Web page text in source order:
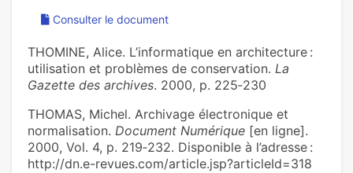
Consulter le document
THOMINE, Alice. L’informatique en architecture :
utilisation et problèmes de conservation. La
Gazette des archives. 2000, p. 225‑230
THOMAS, Michel. Archivage électronique et
normalisation. Document Numérique [en ligne].
2000, Vol. 4, p. 219‑232. Disponible à l’adresse :
http://dn.e-revues.com/article.jsp?articleId=318